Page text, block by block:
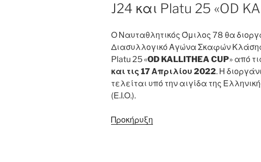
J24 και Platu 25 «OD
Ο Ναυταθλητικός Όμιλος 78 θα
Διασυλλογικό Αγώνα Σκαφών
Platu 25 «OD KALLITHEA CUP» από
και τις 17 Απριλίου 2022. Η
τελείται υπό την αιγίδα της
(Ε.Ι.Ο.).
Προκήρυξη